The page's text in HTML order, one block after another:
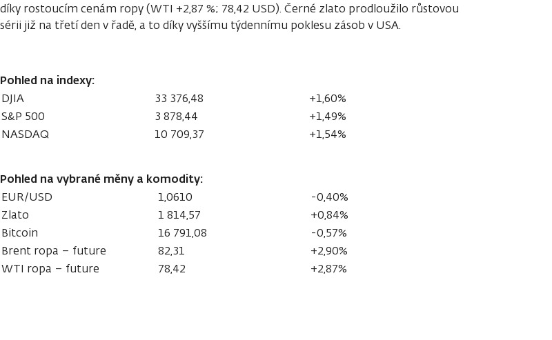
díky rostoucím cenám ropy (WTI +2,87 %; 78,42 USD). Černé zlato prodloužilo růstovou
sérii již na třetí den v řadě, a to díky vyššímu týdennímu poklesu zásob v USA.
Pohled na indexy:
DJIA 33 376,48
+1,60%
S&P 500
3 878,44
+1,49%
NASDAQ
10 709,37 +1,54%
Pohled na vybrané měny a komodity:
EUR/USD 1,0610
-0,40%
Zlato
1 814,57
+0,84%
Bitcoin
16 791,08
-0,57%
Brent ropa – future
82,31
+2,90%
WTI ropa – future
78,42 +2,87%